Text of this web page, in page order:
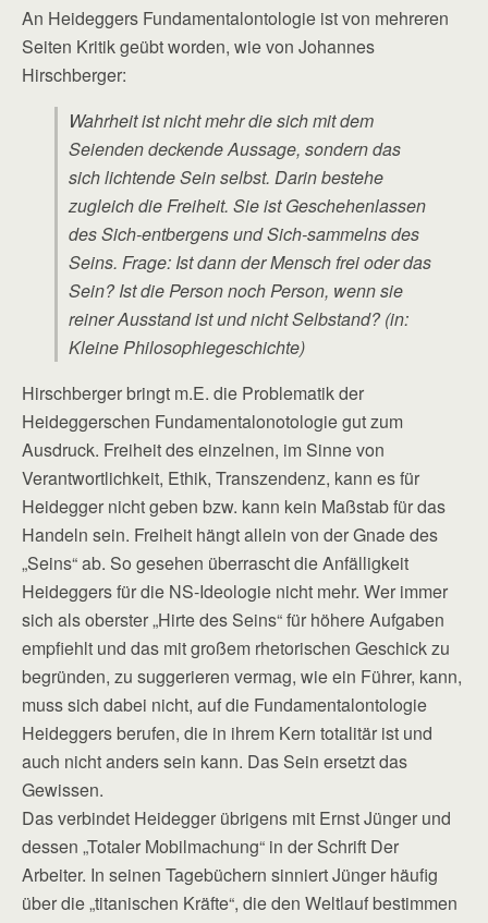
An Heideggers Fundamentalontologie ist von mehreren
Seiten Kritik geübt worden, wie von Johannes
Hirschberger:
Wahrheit ist nicht mehr die sich mit dem
Seienden deckende Aussage, sondern das
sich lichtende Sein selbst. Darin bestehe
zugleich die Freiheit. Sie ist Geschehenlassen
des Sich-entbergens und Sich-sammelns des
Seins. Frage: Ist dann der Mensch frei oder das
Sein? Ist die Person noch Person, wenn sie
reiner Ausstand ist und nicht Selbstand? (in:
Kleine Philosophiegeschichte)
Hirschberger bringt m.E. die Problematik der
Heideggerschen Fundamentalonotologie gut zum
Ausdruck. Freiheit des einzelnen, im Sinne von
Verantwortlichkeit, Ethik, Transzendenz, kann es für
Heidegger nicht geben bzw. kann kein Maßstab für das
Handeln sein. Freiheit hängt allein von der Gnade des
„Seins“ ab. So gesehen überrascht die Anfälligkeit
Heideggers für die NS-Ideologie nicht mehr. Wer immer
sich als oberster „Hirte des Seins“ für höhere Aufgaben
empfiehlt und das mit großem rhetorischen Geschick zu
begründen, zu suggerieren vermag, wie ein Führer, kann,
muss sich dabei nicht, auf die Fundamentalontologie
Heideggers berufen, die in ihrem Kern totalitär ist und
auch nicht anders sein kann. Das Sein ersetzt das
Gewissen.
Das verbindet Heidegger übrigens mit Ernst Jünger und
dessen „Totaler Mobilmachung“ in der Schrift Der
Arbeiter. In seinen Tagebüchern sinniert Jünger häufig
über die „titanischen Kräfte“, die den Weltlauf bestimmen